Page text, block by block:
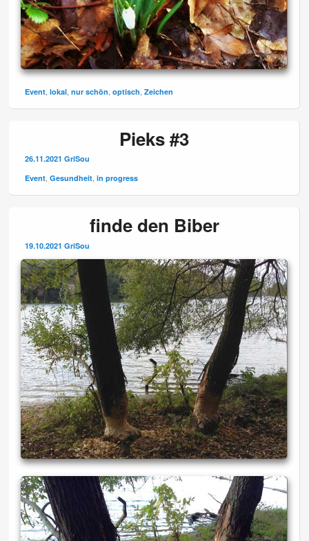
Event,lokal,nur schön,optisch,Zeichen
Pieks #3
26.11.2021 GriSou
Event,Gesundheit,in progress
finde den Biber
19.10.2021 GriSou